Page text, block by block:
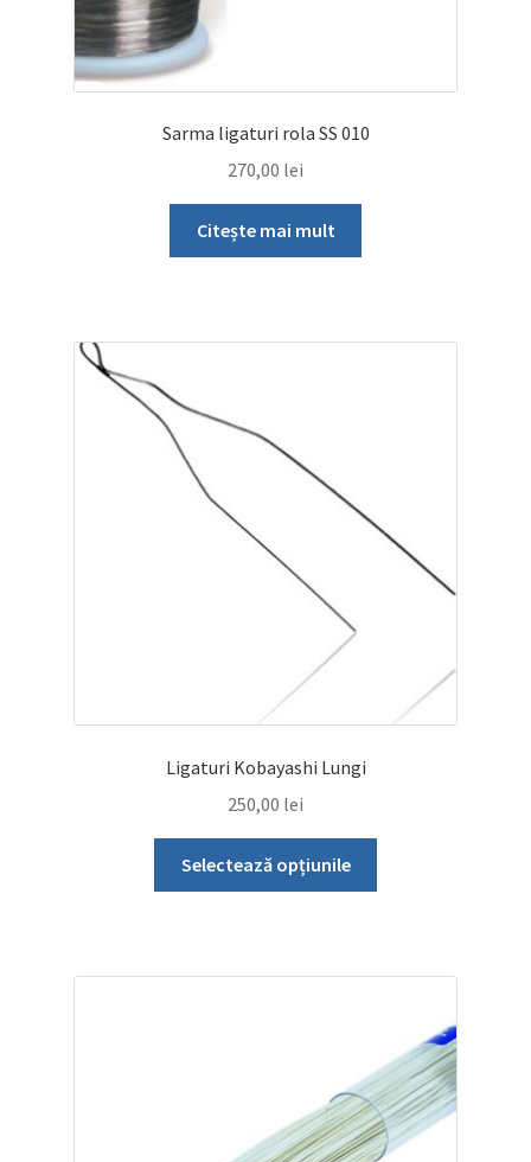
Sarma ligaturi rola SS 010
270,00 lei
Citește mai mult
Ligaturi Kobayashi Lungi
250,00 lei
Selectează opțiunile
Opțiunile
pot
fi
alese
în